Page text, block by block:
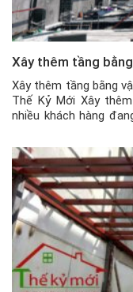
Xây thêm tầng
Xây thêm tầng bằng
Thế Kỷ Mới Xây
nhiều khách hàng
nhà để […]